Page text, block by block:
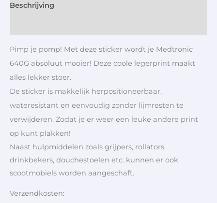
Beschrijving
Pimp je pomp! Met deze sticker wordt je Medtronic
640G absoluut mooier! Deze coole legerprint maakt
alles lekker stoer.
De sticker is makkelijk herpositioneerbaar,
wateresistant en eenvoudig zonder lijmresten te
verwijderen. Zodat je er weer een leuke andere print
op kunt plakken!
Naast hulpmiddelen zoals grijpers, rollators,
drinkbekers, douchestoelen etc. kunnen er ook
scootmobiels worden aangeschaft.
Verzendkosten: